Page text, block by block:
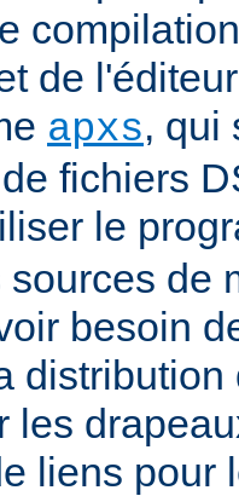
de
apxs, qui
fichiers
le
de
besoin
les
liens pour